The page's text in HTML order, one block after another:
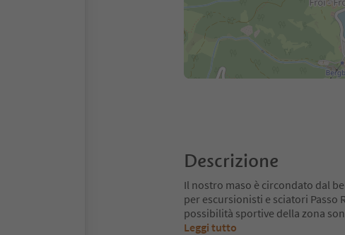
Descrizione
Il nostro maso è circondato dal
per escursionisti e sciatori Passo
possibilità sportive della zona
Leggi tutto